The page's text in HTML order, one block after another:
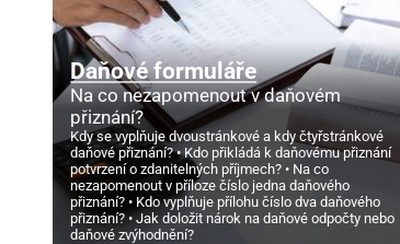
Daňové formuláře
Na co nezapomenout v daňovém
přiznání?
Kdy se vyplňuje dvoustránkové a kdy čtyřstránkové
daňové přiznání?
Kdo přikládá k daňovému přiznání
potvrzení o zdanitelných příjmech?
Na co
nezapomenout v příloze číslo jedna daňového
přiznání?
Kdo vyplňuje přílohu číslo dva daňového
přiznání?
Jak doložit nárok na daňové odpočty nebo
daňové zvýhodnění?